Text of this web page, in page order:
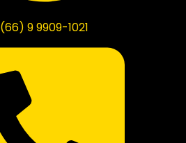
(66) 9 9909-1021